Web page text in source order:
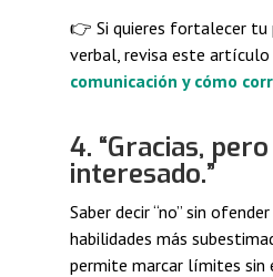
👉 Si quieres fortalecer tu
verbal, revisa este artículo
comunicación y cómo
4. “Gracias,
interesado.”
Saber decir “no” sin
habilidades más
permite marcar límites sin